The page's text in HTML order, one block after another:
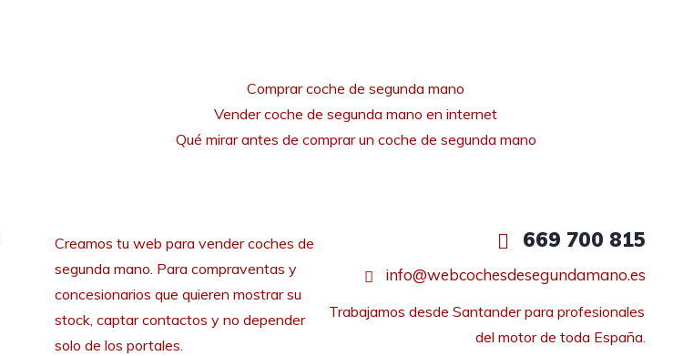
Comprar coche de segunda mano
Vender coche de segunda mano en internet
Qué mirar antes de comprar un coche de segunda mano
Creamos tu web para vender coches de
segunda mano. Para compraventas y
concesionarios que quieren mostrar su
stock, captar contactos y no depender
solo de los portales.
669 700 815
info@webcochesdesegundamano.es
Trabajamos desde Santander para profesionales
del motor de toda España.